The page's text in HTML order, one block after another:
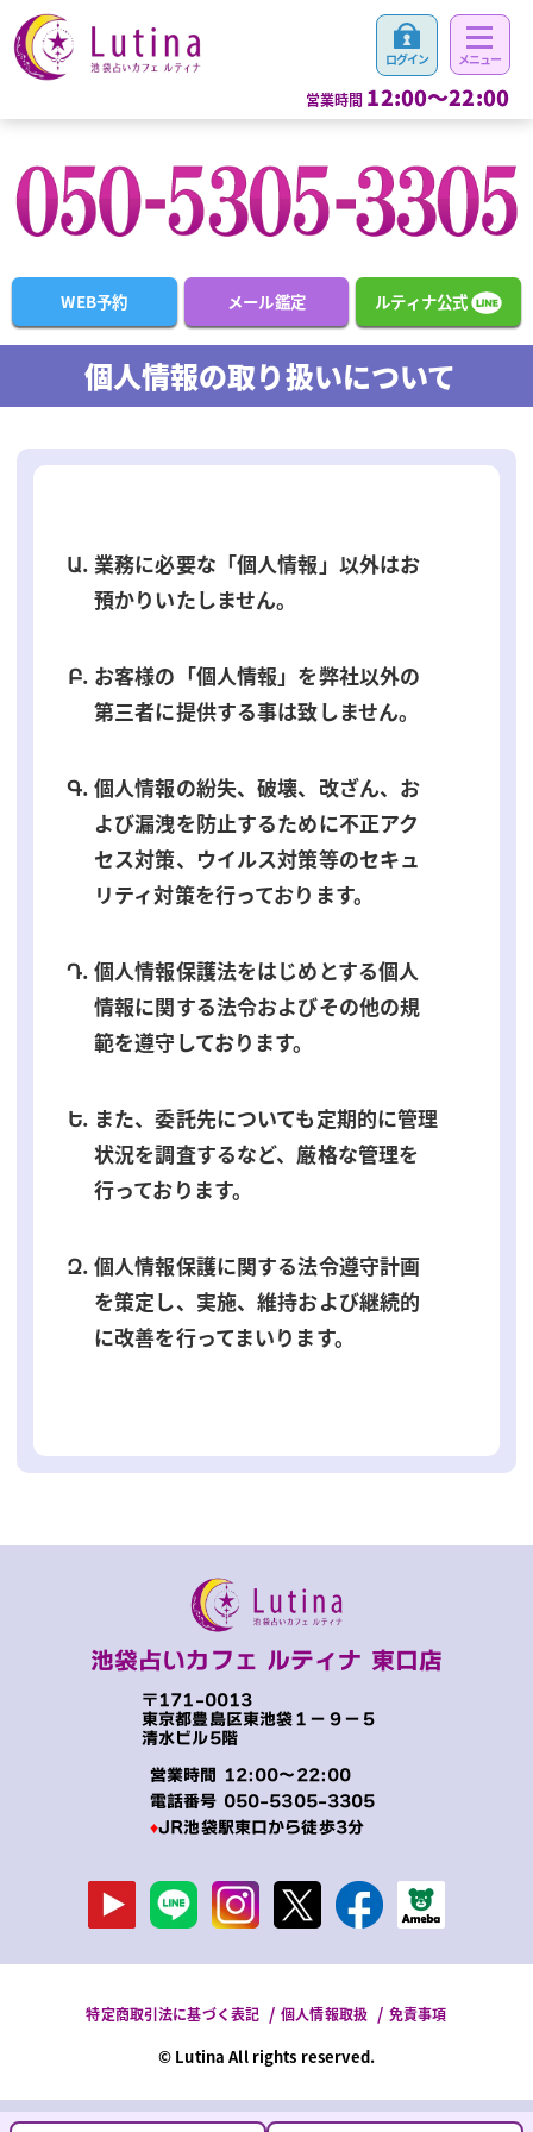
営業時間 12:00～22:00
WEB予約 メール鑑定 ルティナ公式
個人情報の取り扱いについて
業務に必要な「個人情報」以外はお
預かりいたしません。
お客様の「個人情報」を弊社以外の
第三者に提供する事は致しません。
個人情報の紛失、破壊、改ざん、お
よび漏洩を防止するために不正アク
セス対策、ウイルス対策等のセキュ
リティ対策を行っております。
個人情報保護法をはじめとする個人
情報に関する法令およびその他の規
範を遵守しております。
また、委託先についても定期的に管理
状況を調査するなど、厳格な管理を
行っております。
個人情報保護に関する法令遵守計画
を策定し、実施、維持および継続的
に改善を行ってまいります。
池袋占いカフェ ルティナ 東口店
〒171-0013
東京都豊島区東池袋１−９−５
清水ビル5階
営業時間 12:00～22:00
電話番号 050-5305-3305
♦JR池袋駅東口から徒歩3分
特定商取引法に基づく表記 個人情報取扱 免責事項
© Lutina All rights reserved.